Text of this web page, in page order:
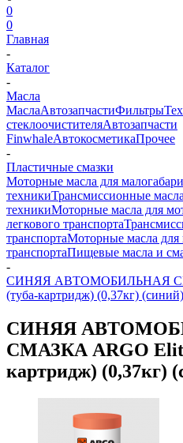
0
0
Главная
-
Каталог
-
Масла
МаслаАвтозапчастиФильтры
стеклоочистителяАвтозапчасти
FinwhaleАвтокосметикаПрочее
-
Пластичные смазки
Моторные масла для
техникиТрансмиссионные
техникиМоторные масла для
легкового транспорта
транспортаМоторные масла для
транспортаПищевые масла и
-
СИНЯЯ АВТОМОБИЛЬНАЯ
(туба-картридж) (0,37кг) (синий)
СИНЯЯ
СМАЗКА ARGO Elit
картридж) (0,37кг)